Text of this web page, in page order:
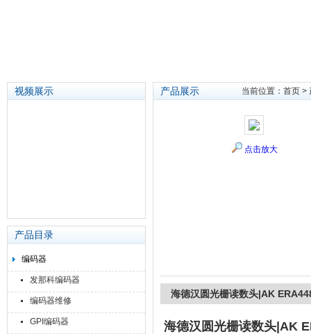
视频展示
产品目录
编码器
发那科编码器
编码器维修
GPI编码器
产品展示 当前位置： 首页 >
点击放大
海德汉圆光栅读数头|AK
海德汉圆光栅读数头|AK